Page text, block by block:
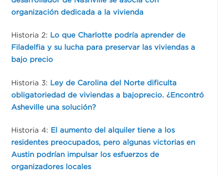
organización dedicada a la vivienda
Historia 2: Lo que Charlotte podría aprender de
Filadelfia y su lucha para preservar las viviendas a
bajo precio
Historia 3: Ley de Carolina del Norte dificulta
obligatoriedad de viviendas a bajoprecio. ¿Encontró
Asheville una solución?
Historia 4: El aumento del alquiler tiene a los
residentes preocupados, pero algunas victorias en
Austin podrían impulsar los esfuerzos de
organizadores locales